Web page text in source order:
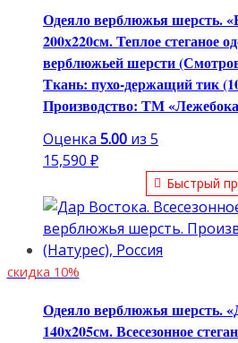
Одеяло верблюжья шерсть.
200х220см. Теплое стеганое
верблюжьей шерсти
Ткань: пухо-держащий тик
Производство: ТМ
Оценка 5.00 из 5
15,590 ₽
Быстрый
скидка 10%
Одеяло верблюжья шерсть.
140х205см. Всесезонное